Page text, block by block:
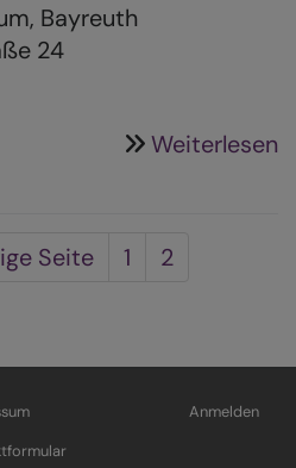
Bayreuth
24
Weiterlesen
Seite Seite
1
Aktuelle
2
Benutzermenü
Anmelden